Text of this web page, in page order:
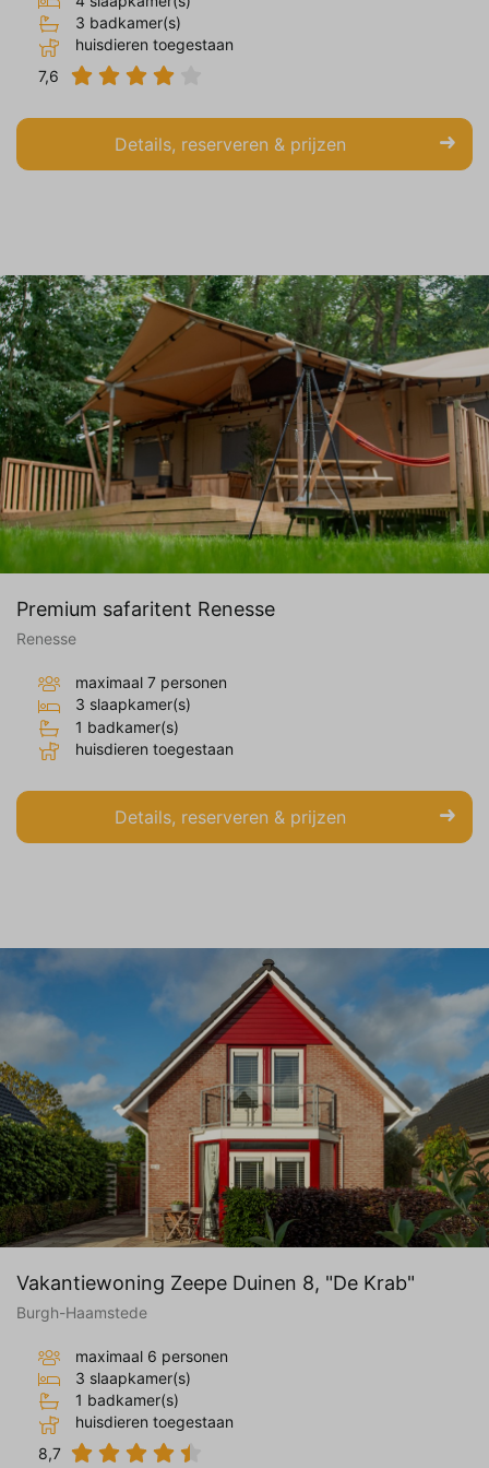
op en relevant zijn voor de individuele
gebruiker. Deze advertenties worden zo
waardevoller voor uitgevers en externe
adverteerders.
3 badkamer(s)
huisdieren toegestaan
7,6
Details, reserveren & prijzen
Premium safaritent Renesse
Renesse
maximaal 7 personen
3 slaapkamer(s)
1 badkamer(s)
huisdieren toegestaan
Details, reserveren & prijzen
Vakantiewoning Zeepe Duinen 8, "De Krab"
Burgh-Haamstede
maximaal 6 personen
3 slaapkamer(s)
1 badkamer(s)
huisdieren toegestaan
8,7